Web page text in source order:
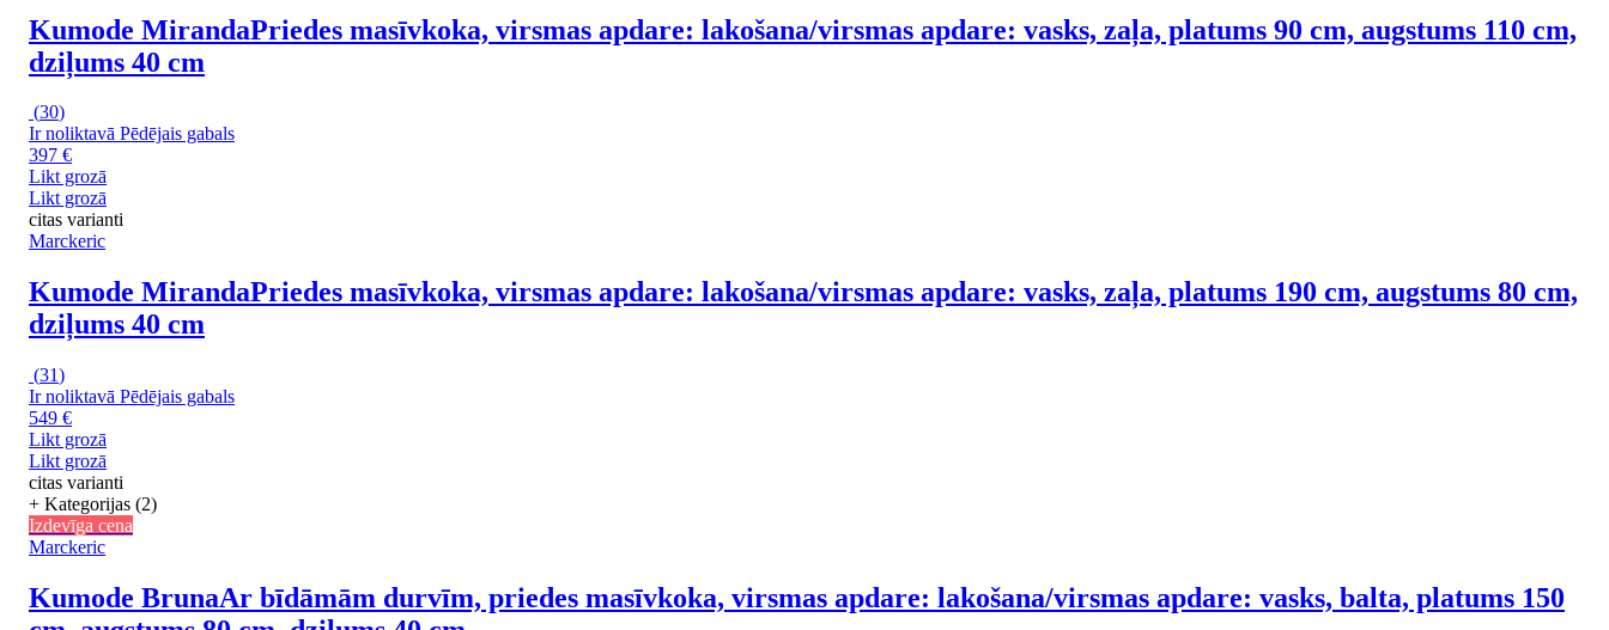
Kumode MirandaPriedes masīvkoka, virsmas apdare: lakošana/virsmas apdare: vasks, zaļa, platums 90 cm, augstums 110 cm,
dziļums 40 cm
(30)
Ir noliktavā Pēdējais gabals
397 €
Likt grozā
Likt grozā
citas varianti
Marckeric
Kumode MirandaPriedes masīvkoka, virsmas apdare: lakošana/virsmas apdare: vasks, zaļa, platums 190 cm, augstums 80 cm,
dziļums 40 cm
(31)
Ir noliktavā Pēdējais gabals
549 €
Likt grozā
Likt grozā
citas varianti
+ Kategorijas (2)
Izdevīga cena
Marckeric
Kumode BrunaAr bīdāmām durvīm, priedes masīvkoka, virsmas apdare: lakošana/virsmas apdare: vasks, balta, platums 150